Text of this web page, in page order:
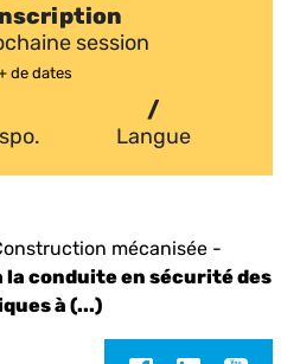
session
de dates
/
Langue
mécanisée -
conduite en sécurité des
à (...)